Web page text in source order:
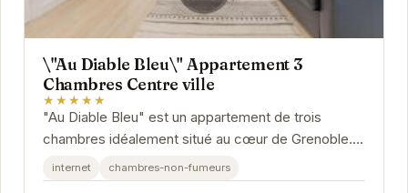
\"Au Diable Bleu\" Appartement 3
Chambres Centre ville
★★★★★
"Au Diable Bleu" est un appartement de trois
chambres idéalement situé au cœur de Grenoble.
Offrant un espace de vie confortable et moderne,
cet...
internet chambres-non-fumeurs